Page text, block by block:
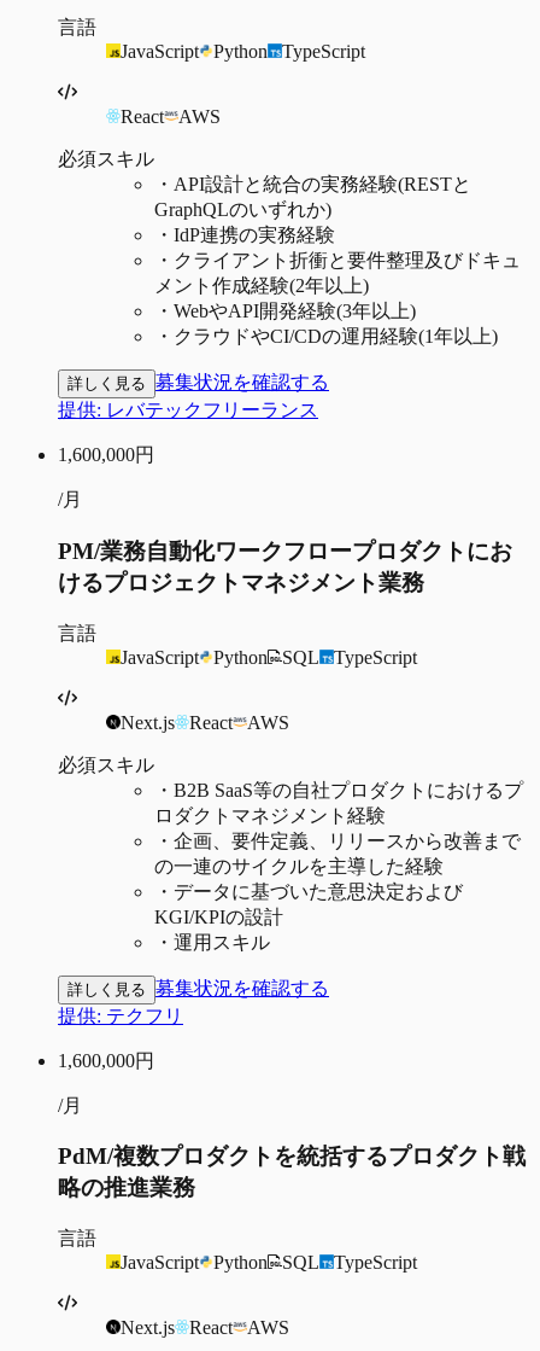
言語
JavaScript
Python TypeScript
React AWS
必須スキル
・ API設計と統合の実務経験(RESTと
GraphQLのいずれか)
・ IdP連携の実務経験
・ クライアント折衝と要件整理及びドキュ
メント作成経験(2年以上)
・ WebやAPI開発経験(3年以上)
・ クラウドやCI/CDの運用経験(1年以上)
詳しく見る 募集状況を確認する
提供: レバテックフリーランス
1,600,000円
/月
PM/業務自動化ワークフロープロダクトにお
けるプロジェクトマネジメント業務
言語
JavaScript
Python SQL TypeScript
Next.js React AWS
必須スキル
・ B2B SaaS等の自社プロダクトにおけるプ
ロダクトマネジメント経験
・ 企画、要件定義、リリースから改善まで
の一連のサイクルを主導した経験
・ データに基づいた意思決定および
KGI/KPIの設計
・ 運用スキル
詳しく見る 募集状況を確認する
提供: テクフリ
1,600,000円
/月
PdM/複数プロダクトを統括するプロダクト戦
略の推進業務
言語
JavaScript
Python SQL TypeScript
Next.js React AWS